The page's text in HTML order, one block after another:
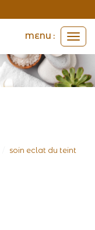
le
MENU :
soin eclat du teint